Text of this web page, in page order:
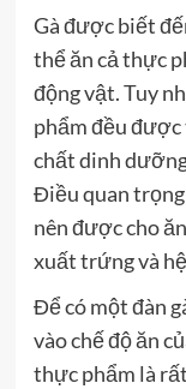
Gà được biết
thể ăn cả thực
động vật. Tuy
phẩm đều được
chất dinh
Điều quan
nên được cho
xuất trứng và
Để có một đàn
vào chế độ ăn
thực phẩm là